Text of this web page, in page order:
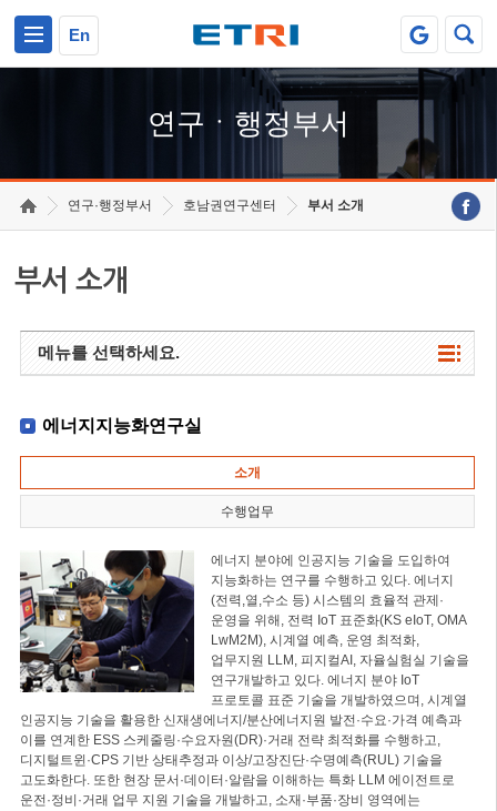
En
연구ㆍ행정부서
연구·행정부서 호남권연구센터 부서 소개
부서 소개
메뉴를 선택하세요.
에너지지능화연구실
소개
수행업무
에너지 분야에 인공지능 기술을 도입하여
지능화하는 연구를 수행하고 있다. 에너지
(전력,열,수소 등) 시스템의 효율적 관제·
운영을 위해, 전력 IoT 표준화(KS eIoT, OMA
LwM2M), 시계열 예측, 운영 최적화,
업무지원 LLM, 피지컬AI, 자율실험실 기술을
연구개발하고 있다. 에너지 분야 IoT
프로토콜 표준 기술을 개발하였으며, 시계열
인공지능 기술을 활용한 신재생에너지/분산에너지원 발전·수요·가격 예측과
이를 연계한 ESS 스케줄링·수요자원(DR)·거래 전략 최적화를 수행하고,
디지털트윈·CPS 기반 상태추정과 이상/고장진단·수명예측(RUL) 기술을
고도화한다. 또한 현장 문서·데이터·알람을 이해하는 특화 LLM 에이전트로
운전·정비·거래 업무 지원 기술을 개발하고, 소재·부품·장비 영역에는